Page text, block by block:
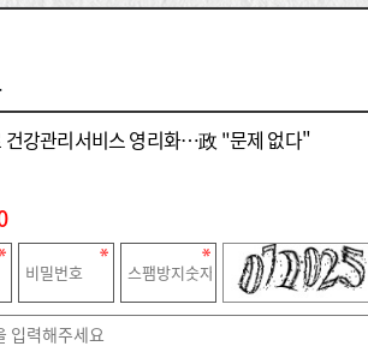
건강관리서비스 영리화…政 "문제 없다"